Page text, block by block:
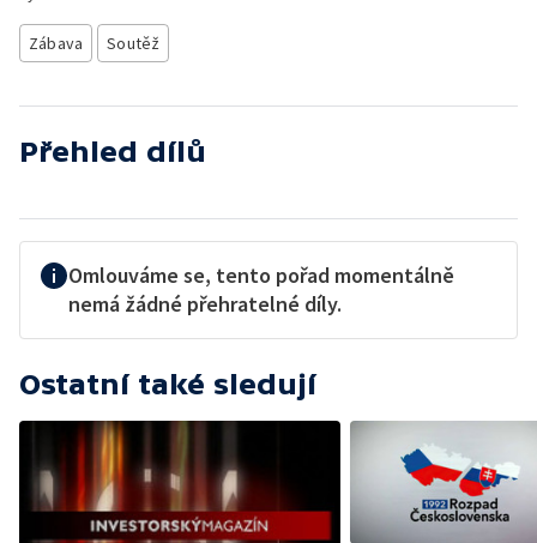
Zábava Soutěž
Přehled dílů
Omlouváme se, tento pořad momentálně
nemá žádné přehratelné díly.
Ostatní také sledují